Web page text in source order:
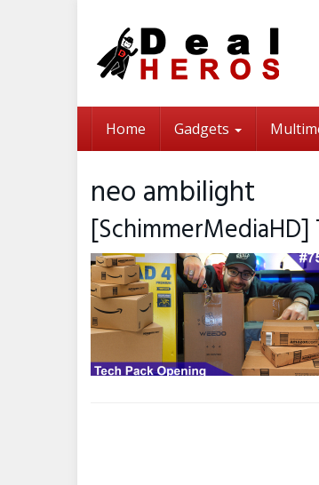
Home Gadgets
neo ambilight